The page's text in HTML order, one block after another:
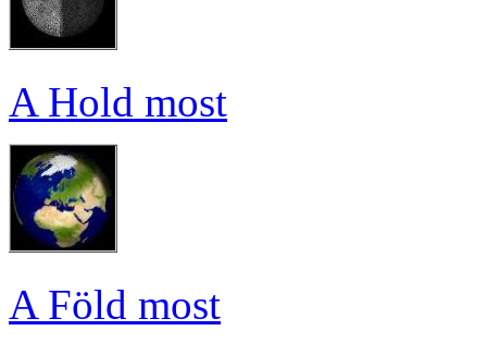
A Hold most
A Föld most